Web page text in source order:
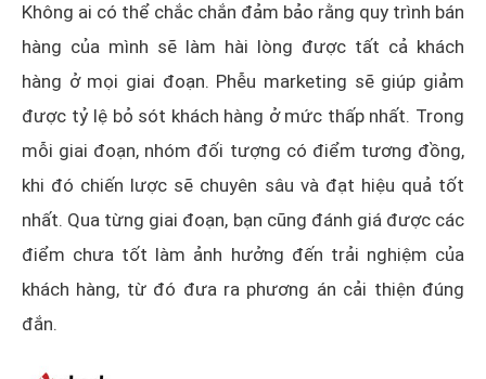
Không ai có thể chắc chắn đảm bảo rằng quy trình bán
hàng của mình sẽ làm hài lòng được tất cả khách
hàng ở mọi giai đoạn. Phễu marketing sẽ giúp giảm
được tỷ lệ bỏ sót khách hàng ở mức thấp nhất. Trong
mỗi giai đoạn, nhóm đối tượng có điểm tương đồng,
khi đó chiến lược sẽ chuyên sâu và đạt hiệu quả tốt
nhất. Qua từng giai đoạn, bạn cũng đánh giá được các
điểm chưa tốt làm ảnh hưởng đến trải nghiệm của
khách hàng, từ đó đưa ra phương án cải thiện đúng
đắn.